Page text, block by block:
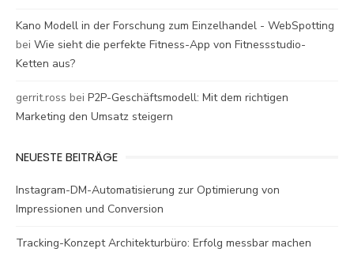
Kano Modell in der Forschung zum Einzelhandel - WebSpotting
bei Wie sieht die perfekte Fitness-App von Fitnessstudio-
Ketten aus?
gerrit.ross bei P2P-Geschäftsmodell: Mit dem richtigen
Marketing den Umsatz steigern
NEUESTE BEITRÄGE
Instagram-DM-Automatisierung zur Optimierung von
Impressionen und Conversion
Tracking-Konzept Architekturbüro: Erfolg messbar machen